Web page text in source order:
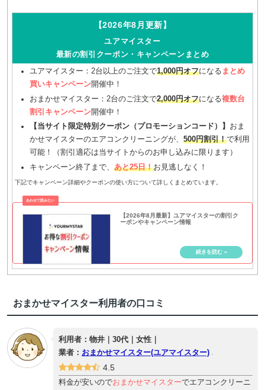
【2026年8月更新】
ユアマイスター
最新の割引クーポン・キャンペーンまとめ
ユアマイスター：2台以上のご注文で1,000円オフになる まとめ
買いキャンペーン開催中！
おまかせマイスター：2台のご注文で2,000円オフになる複数台
割引キャンペーン開催中！
【当サイト限定特別クーポン（プロモーションコード）】
おま
かせマイスターのエアコンクリーニングが、 500円割引！で利用
可能！（割引適応は当サイトからのお申し込みに限ります）
キャンペーン終了まで、 あと25日！お見逃しなく！
下記でキャンペーン詳細やクーポンの使い方について詳しくまとめています。
【2026年8月最新】ユアマイスターの割引ク
ーポンやキャンペーン情報
おまかせマイスター利用者の口コミ
利用者：物井｜30代｜女性｜
業者： おまかせマイスター(ユアマイスター)
4.5
料金が安いのでおまかせマイスターでエアコンクリーニ